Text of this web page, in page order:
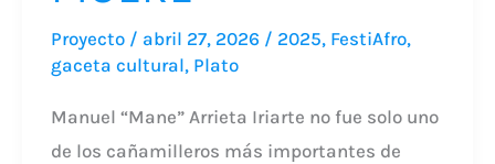
Proyecto/ abril 27, 2026 / 2025, FestiAfro,
gaceta cultural, Plato
Manuel “Mane” Arrieta Iriarte no fue solo uno
de los cañamilleros más importantes de